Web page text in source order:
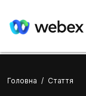
Головна / Стаття